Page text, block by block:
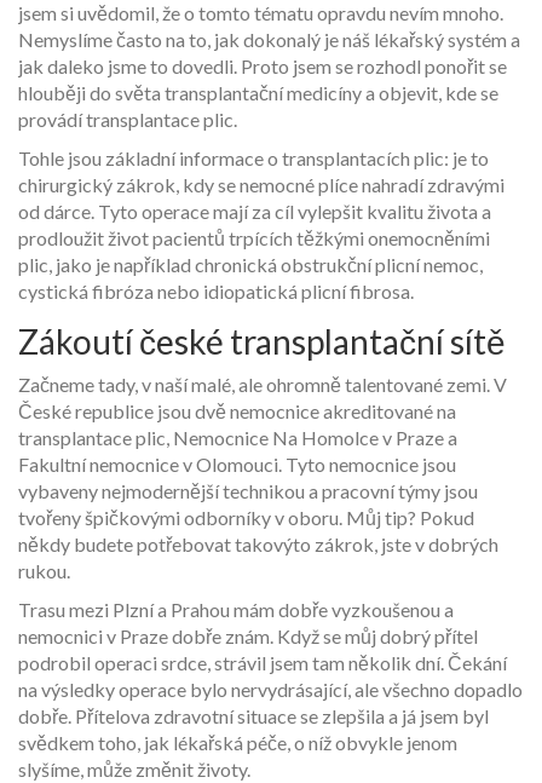
jsem si uvědomil, že o tomto tématu opravdu nevím mnoho.
Nemyslíme často na to, jak dokonalý je náš lékařský systém a
jak daleko jsme to dovedli. Proto jsem se rozhodl ponořit se
hlouběji do světa transplantační medicíny a objevit, kde se
provádí transplantace plic.
Tohle jsou základní informace o transplantacích plic: je to
chirurgický zákrok, kdy se nemocné plíce nahradí zdravými
od dárce. Tyto operace mají za cíl vylepšit kvalitu života a
prodloužit život pacientů trpících těžkými onemocněními
plic, jako je například chronická obstrukční plicní nemoc,
cystická fibróza nebo idiopatická plicní fibrosa.
Zákoutí české transplantační sítě
Začneme tady, v naší malé, ale ohromně talentované zemi. V
České republice jsou dvě nemocnice akreditované na
transplantace plic, Nemocnice Na Homolce v Praze a
Fakultní nemocnice v Olomouci. Tyto nemocnice jsou
vybaveny nejmodernější technikou a pracovní týmy jsou
tvořeny špičkovými odborníky v oboru. Můj tip? Pokud
někdy budete potřebovat takovýto zákrok, jste v dobrých
rukou.
Trasu mezi Plzní a Prahou mám dobře vyzkoušenou a
nemocnici v Praze dobře znám. Když se můj dobrý přítel
podrobil operaci srdce, strávil jsem tam několik dní. Čekání
na výsledky operace bylo nervydrásající, ale všechno dopadlo
dobře. Přítelova zdravotní situace se zlepšila a já jsem byl
svědkem toho, jak lékařská péče, o níž obvykle jenom
slyšíme, může změnit životy.